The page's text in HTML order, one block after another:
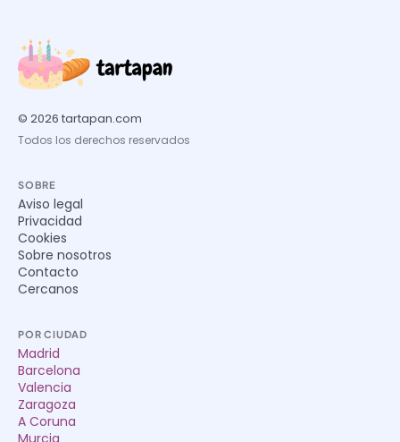
© 2026 tartapan.com
Todos los derechos reservados
SOBRE
Aviso legal
Privacidad
Cookies
Sobre nosotros
Contacto
Cercanos
POR CIUDAD
Madrid
Barcelona
Valencia
Zaragoza
A Coruna